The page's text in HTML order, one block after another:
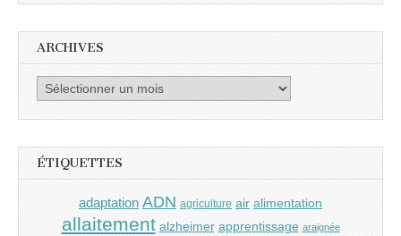
ARCHIVES
Archives
ÉTIQUETTES
adaptation ADN agriculture air alimentation
allaitement alzheimer apprentissage araignée